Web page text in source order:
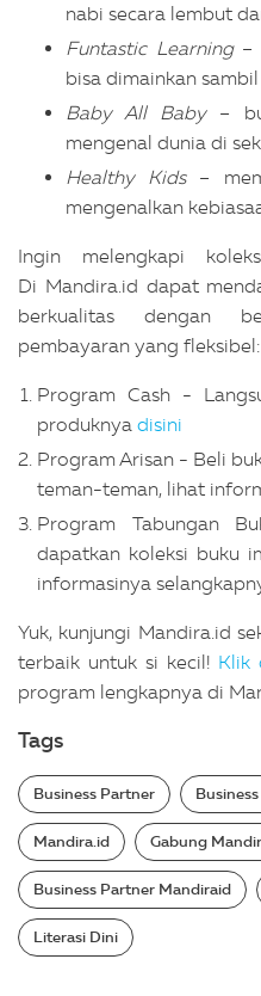
nabi secara lembut
Funtastic Learning–
bisa dimainkan
Baby All Baby–
mengenal dunia di
Healthy Kids–
mengenalkan
Ingin melengkapi
Di Mandira.id dapat
berkualitas dengan
pembayaran yang fleksibel:
Program Cash -
produknya disini
Program Arisan - Beli
teman-teman, lihat
Program Tabungan
dapatkan koleksi buku
informasinya
Yuk, kunjungi Mandira.id
terbaik untuk si kecil! Klik
program lengkapnya di
Tags
Business Partner
Mandira.id Gabung
Business Partner Mandiraid
Literasi Dini